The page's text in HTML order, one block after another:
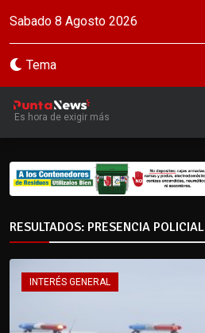
Sabado 8 Agosto 2026
Tema
Es hora de exigir más
RESULTADOS: PRESENCIA POLICIAL
INTERÉS GENERAL